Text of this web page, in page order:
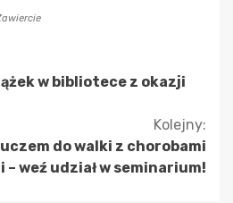
w bibliotece z okazji
Kolejny:
do walki z chorobami
weź udział w seminarium!